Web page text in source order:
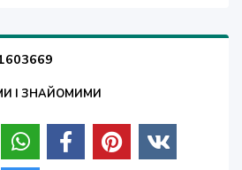
І ЗНАЙОМИМИ